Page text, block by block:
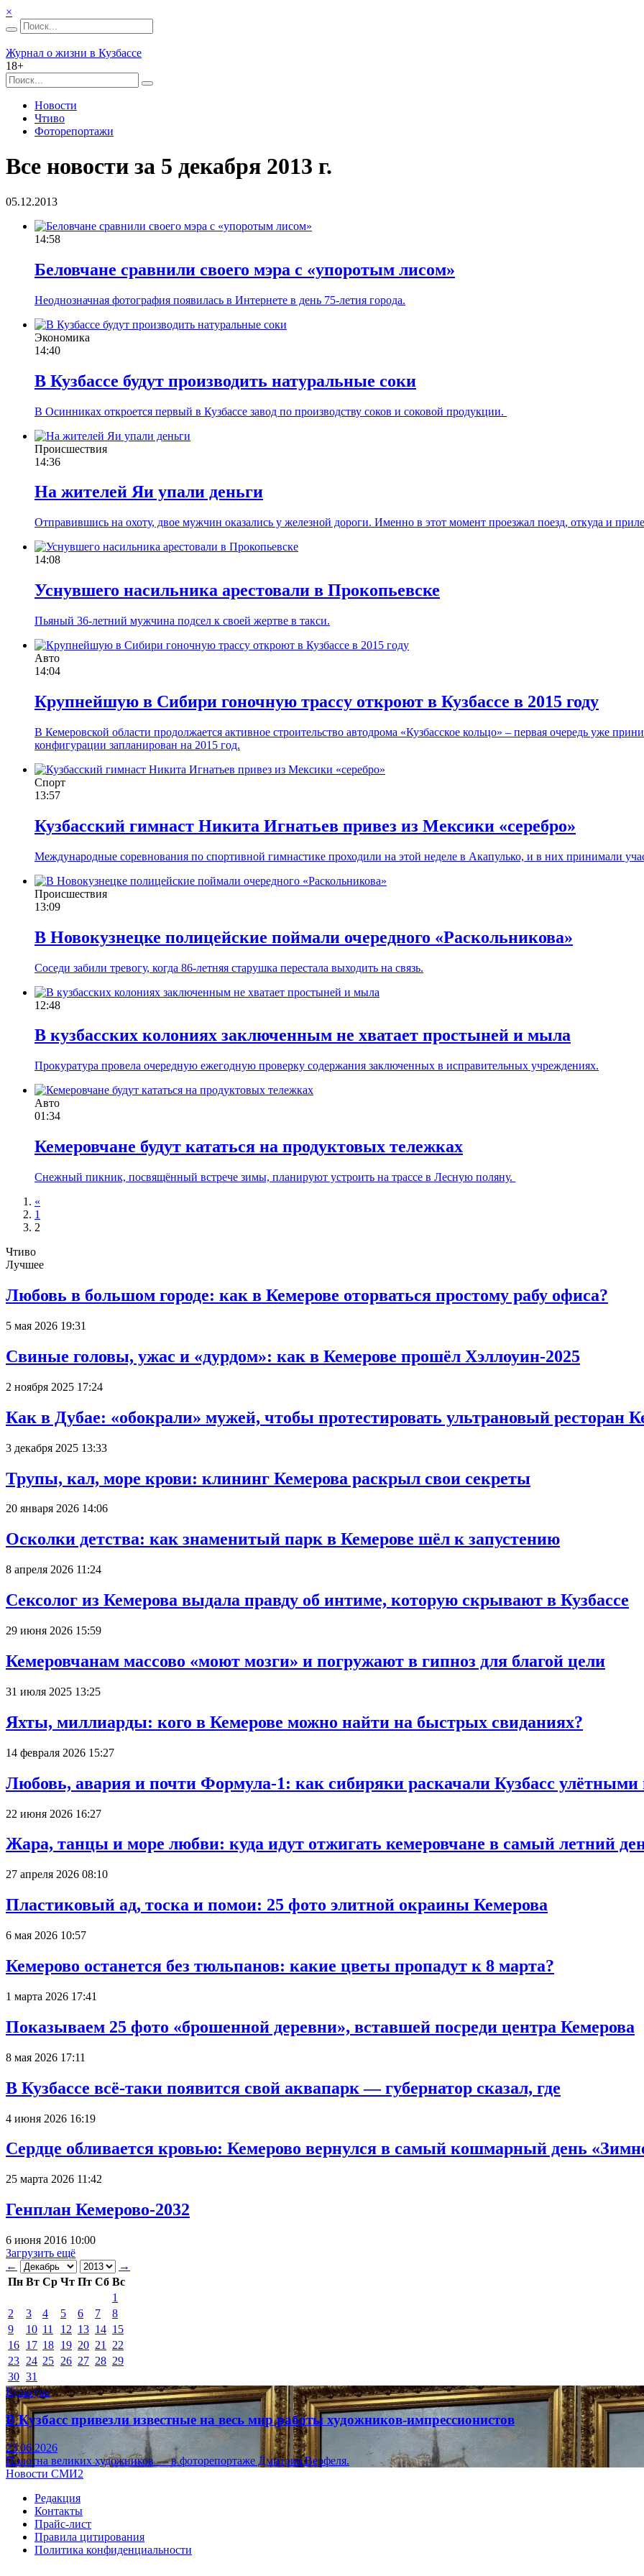
×
Журнал о жизни в Кузбассе
18+
Новости
Чтиво
Фоторепортажи
Все новости за 5 декабря 2013 г.
05.12.2013
14:58
Беловчане сравнили своего мэра с «упоротым лисом»
Неоднозначная фотография появилась в Интернете в день 75-летия города.
Экономика
14:40
В Кузбассе будут производить натуральные соки
В Осинниках откроется первый в Кузбассе завод по производству соков и соковой продукции.
Происшествия
14:36
На жителей Яи упали деньги
Отправившись на охоту, двое мужчин оказались у железной дороги. Именно в этот момент проезжал поезд, откуда и
14:08
Уснувшего насильника арестовали в Прокопьевске
Пьяный 36-летний мужчина подсел к своей жертве в такси.
Авто
14:04
Крупнейшую в Сибири гоночную трассу откроют в Кузбассе в 2015 году
В Кемеровской области продолжается активное строительство автодрома «Кузбасское кольцо» – первая очередь уже
конфигурации запланирован на 2015 год.
Спорт
13:57
Кузбасский гимнаст Никита Игнатьев привез из Мексики «серебро»
Международные соревнования по спортивной гимнастике проходили на этой неделе в Акапулько, и в них принимали
Происшествия
13:09
В Новокузнецке полицейские поймали очередного «Раскольникова»
Соседи забили тревогу, когда 86-летняя старушка перестала выходить на связь.
12:48
В кузбасских колониях заключенным не хватает простыней и мыла
Прокуратура провела очередную ежегодную проверку содержания заключенных в исправительных учреждениях.
Авто
01:34
Кемеровчане будут кататься на продуктовых тележках
Снежный пикник, посвящённый встрече зимы, планируют устроить на трассе в Лесную поляну.
«
1
2
Чтиво
Лучшее
Любовь в большом городе: как в Кемерове оторваться простому рабу офиса?
5 мая 2026 19:31
Свиные головы, ужас и «дурдом»: как в Кемерове прошёл Хэллоуин-2025
2 ноября 2025 17:24
Как в Дубае: «обокрали» мужей, чтобы протестировать ультрановый ресторан
3 декабря 2025 13:33
Трупы, кал, море крови: клининг Кемерова раскрыл свои секреты
20 января 2026 14:06
Осколки детства: как знаменитый парк в Кемерове шёл к запустению
8 апреля 2026 11:24
Сексолог из Кемерова выдала правду об интиме, которую скрывают в Кузбассе
29 июня 2026 15:59
Кемеровчанам массово «моют мозги» и погружают в гипноз для благой цели
31 июля 2025 13:25
Яхты, миллиарды: кого в Кемерове можно найти на быстрых свиданиях?
14 февраля 2026 15:27
Любовь, авария и почти Формула-1: как сибиряки раскачали Кузбасс улётными
22 июня 2026 16:27
Жара, танцы и море любви: куда идут отжигать кемеровчане в самый летний
27 апреля 2026 08:10
Пластиковый ад, тоска и помои: 25 фото элитной окраины Кемерова
6 мая 2026 10:57
Кемерово останется без тюльпанов: какие цветы пропадут к 8 марта?
1 марта 2026 17:41
Показываем 25 фото «брошенной деревни», вставшей посреди центра Кемерова
8 мая 2026 17:11
В Кузбассе всё-таки появится свой аквапарк — губернатор сказал, где
4 июня 2026 16:19
Сердце обливается кровью: Кемерово вернулся в самый кошмарный день
25 марта 2026 11:42
Генплан Кемерово-2032
6 июня 2016 10:00
Загрузить ещё
←
→
Пн Вт Ср Чт Пт Сб Вс
1
2
3 4 5 6 7
8
9
10 11 12 13 14 15
16 17 18 19 20 21
22
23 24 25 26 27 28 29
30 31
Культура
В Кузбасс привезли известные на весь мир работы художников-импрессионистов
23.06.2026
Полотна великих художников — в фоторепортаже Дмитрия Верфеля.
Новости СМИ2
Редакция
Контакты
Прайс-лист
Правила цитирования
Политика конфиденциальности